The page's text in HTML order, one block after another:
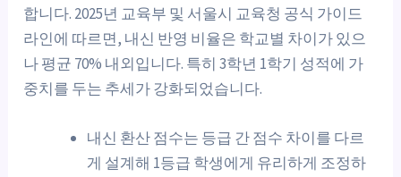
합니다. 2025년 교육부 및 서울시 교육청 공식 가이드
라인에 따르면, 내신 반영 비율은 학교별 차이가 있으
나 평균 70% 내외입니다. 특히 3학년 1학기 성적에 가
중치를 두는 추세가 강화되었습니다.
내신 환산 점수는 등급 간 점수 차이를 다르
게 설계해 1등급 학생에게 유리하게 조정하